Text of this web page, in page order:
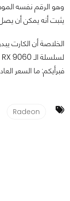
يثبت أنه يمكن أن يصل
الخلاصة أن الكارت
فبرأيكم: ما السعر
Radeon